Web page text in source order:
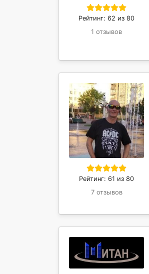
Рейтинг: 62 из 80
1 отзывов
Рейтинг: 61 из 80
7 отзывов